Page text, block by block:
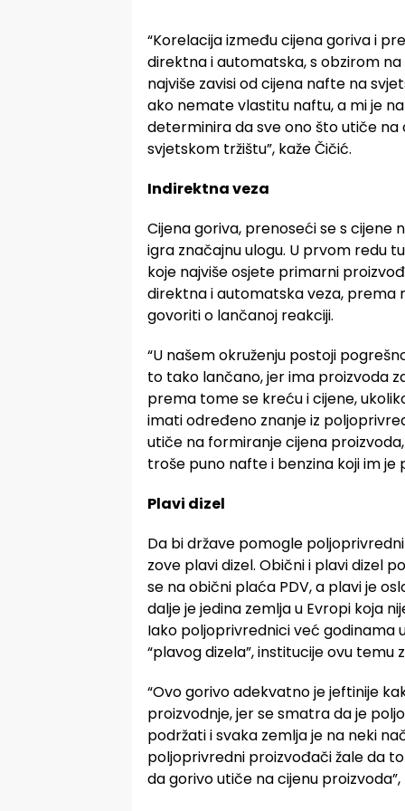
“Korelacija između cijena goriva i
direktna i automatska, s obzirom
najviše zavisi od cijena nafte na
ako nemate vlastitu naftu, a mi je
determinira da sve ono što utiče na
svjetskom tržištu”, kaže Čičić.
Indirektna veza
Cijena goriva, prenoseći se s
igra značajnu ulogu. U prvom redu
koje najviše osjete primarni
direktna i automatska veza, prema
govoriti o lančanoj reakciji.
“U našem okruženju postoji
to tako lančano, jer ima proizvoda
prema tome se kreću i cijene,
imati određeno znanje iz
utiče na formiranje cijena
troše puno nafte i benzina koji im je
Plavi dizel
Da bi države pomogle
zove plavi dizel. Obični i plavi dizel
se na obični plaća PDV, a plavi je
dalje je jedina zemlja u Evropi koja
Iako poljoprivrednici već godinama
“plavog dizela”, institucije ovu temu
“Ovo gorivo adekvatno je jeftinije
proizvodnje, jer se smatra da je
podržati i svaka zemlja je na neki
poljoprivredni proizvođači žale da
da gorivo utiče na cijenu proizvoda”,